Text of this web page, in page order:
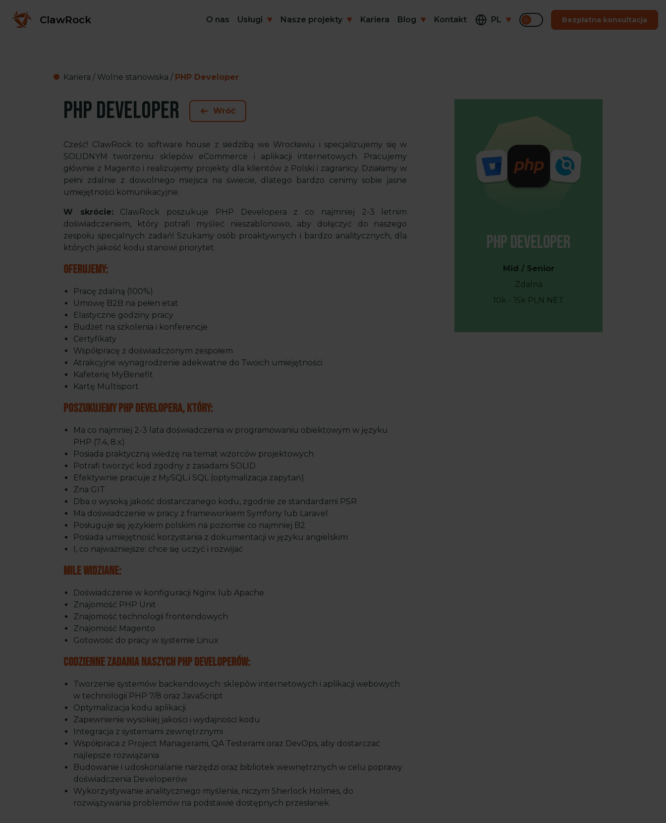
ClawRock O nas Usługi Nasze projekty Kariera Blog Kontakt PL Bezpłatna konsultacja
Kariera / Wolne stanowiska / PHP Developer
PHP Developer Wróć
Cześć! ClawRock to software house z siedzibą we Wrocławiu i specjalizujemy się w
SOLIDNYM tworzeniu sklepów eCommerce i aplikacji internetowych. Pracujemy
głównie z Magento i realizujemy projekty dla klientów z Polski i zagranicy. Działamy w
pełni zdalnie z dowolnego miejsca na świecie, dlatego bardzo cenimy sobie jasne
umiejętności komunikacyjne.
W skrócie:ClawRock poszukuje PHP Developera z co najmniej 2-3 letnim
doświadczeniem, który potrafi myśleć nieszablonowo, aby dołączyć do naszego
zespołu specjalnych zadań! Szukamy osób proaktywnych i bardzo analitycznych, dla
których jakość kodu stanowi priorytet.
Oferujemy:
Pracę zdalną (100%)
Umowę B2B na pełen etat
Elastyczne godziny pracy
Budżet na szkolenia i konferencje
Certyfikaty
Współpracę z doświadczonym zespołem
Atrakcyjne wynagrodzenie adekwatne do Twoich umiejętności
Kafeterię MyBenefit
Kartę Multisport
Poszukujemy PHP Developera, który:
Ma co najmniej 2-3 lata doświadczenia w programowaniu obiektowym w języku
PHP (7.4, 8.x)
Posiada praktyczną wiedzę na temat wzorców projektowych
Potrafi tworzyć kod zgodny z zasadami SOLID
Efektywnie pracuje z MySQL i SQL (optymalizacja zapytań)
Zna GIT
Dba o wysoką jakość dostarczanego kodu, zgodnie ze standardami PSR
Ma doświadczenie w pracy z frameworkiem Symfony lub Laravel
Posługuje się językiem polskim na poziomie co najmniej B2
Posiada umiejętność korzystania z dokumentacji w języku angielskim
I, co najważniejsze: chce się uczyć i rozwijać
Mile widziane:
Doświadczenie w konfiguracji Nginx lub Apache
Znajomość PHP Unit
Znajomość technologii frontendowych
Znajomość Magento
Gotowość do pracy w systemie Linux
Codzienne zadania naszych PHP Developerów:
Tworzenie systemów backendowych: sklepów internetowych i aplikacji webowych
w technologii PHP 7/8 oraz JavaScript
Optymalizacja kodu aplikacji
Zapewnienie wysokiej jakości i wydajności kodu
Integracja z systemami zewnętrznymi
Współpraca z Project Managerami, QA Testerami oraz DevOps, aby dostarczać
najlepsze rozwiązania
Budowanie i udoskonalanie narzędzi oraz bibliotek wewnętrznych w celu poprawy
doświadczenia Developerów
Wykorzystywanie analitycznego myślenia, niczym Sherlock Holmes, do
rozwiązywania problemów na podstawie dostępnych przesłanek
PHP Developer
Mid / Senior
Zdalna
10k - 15k PLN NET